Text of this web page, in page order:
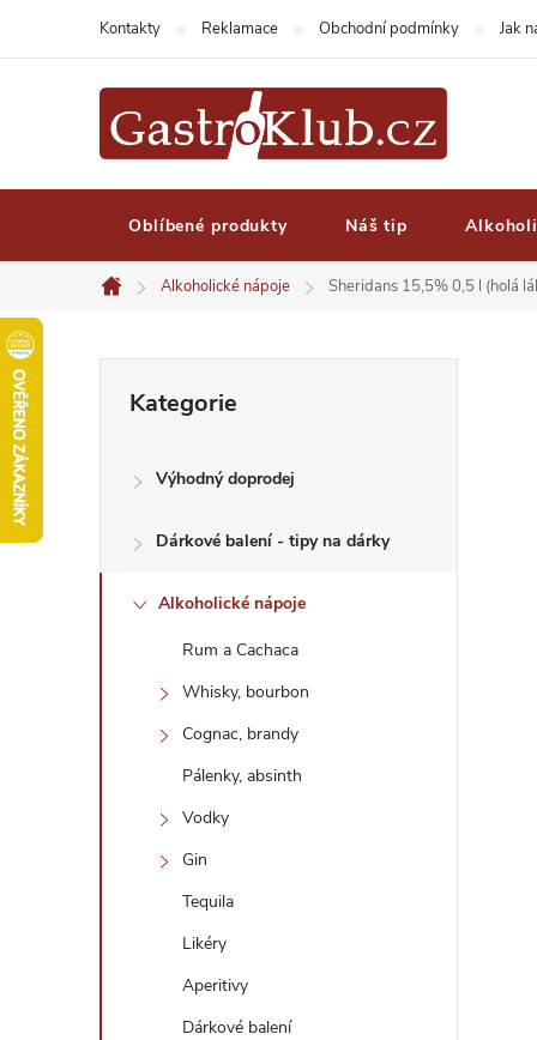
Kontakty Reklamace Obchodní podmínky Jak
Oblíbené produkty Náš tip
Domů
Alkoholické nápoje Sheridans 15,5% 0,5 l (holá
t
kategorie
Kategorie
Výhodný doprodej
Dárkové balení - tipy na dárky
Alkoholické nápoje
Rum a Cachaca
Whisky, bourbon
Cognac, brandy
Pálenky, absinth
Vodky
Gin
Tequila
Likéry
Aperitivy
Dárkové balení